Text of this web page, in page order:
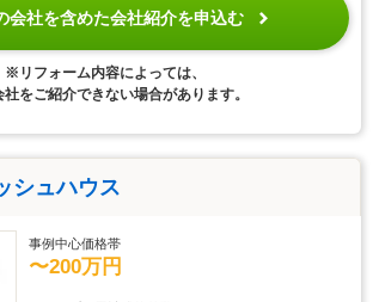
会社を含めた会社紹介を申込む
※リフォーム内容によっては、
社をご紹介できない場合があります。
シュハウス
事例中心価格帯
〜200万円